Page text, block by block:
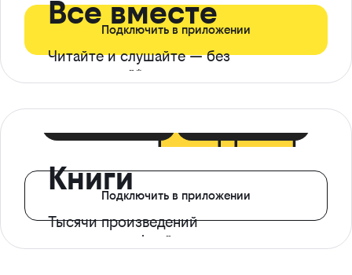
Все вместе
Читайте и слушайте — без
ограничений*
Подключить в приложении
Книги
Тысячи произведений
с доступом офлайн
Подключить в приложении